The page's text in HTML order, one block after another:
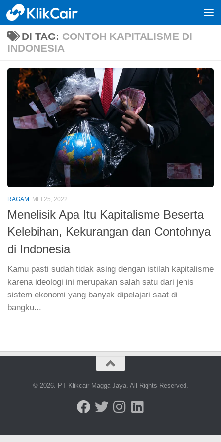
Skip to content
DI TAG: CONTOH KAPITALISME DI
INDONESIA
RAGAM MEI 25, 2022
Menelisik Apa Itu Kapitalisme Beserta
Kelebihan, Kekurangan dan Contohnya
di Indonesia
Kamu pasti sudah tidak asing dengan istilah kapitalisme
karena ideologi ini merupakan salah satu dari jenis
sistem ekonomi yang banyak dipelajari saat di
bangku...
© 2026. PT Klikcair Magga Jaya. All Rights Reserved.